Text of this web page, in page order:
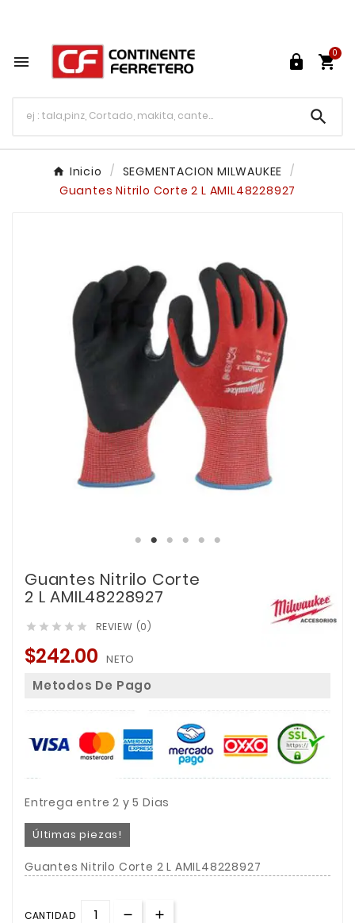
  
0

Inicio
SEGMENTACION MILWAUKEE
Guantes Nitrilo Corte 2 L AMIL48228927
Guantes Nitrilo Corte
2 L AMIL48228927
     REVIEW (0)
$242.00 NETO
Metodos De Pago
Entrega entre 2 y 5 Dias
Últimas piezas!
Guantes Nitrilo Corte 2 L AMIL48228927
CANTIDAD